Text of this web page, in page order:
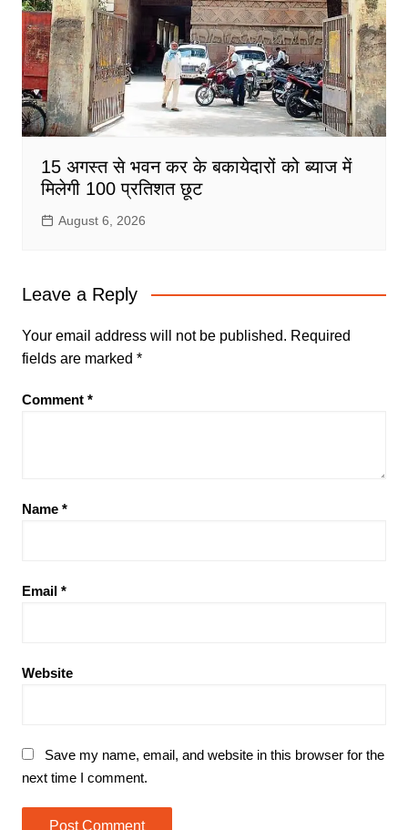
15 अगस्त से भवन कर के बकायेदारों को ब्याज में
मिलेगी 100 प्रतिशत छूट
August 6, 2026
Leave a Reply
Your email address will not be published. Required
fields are marked *
Comment *
Name *
Email *
Website
Save my name, email, and website in this browser for the
next time I comment.